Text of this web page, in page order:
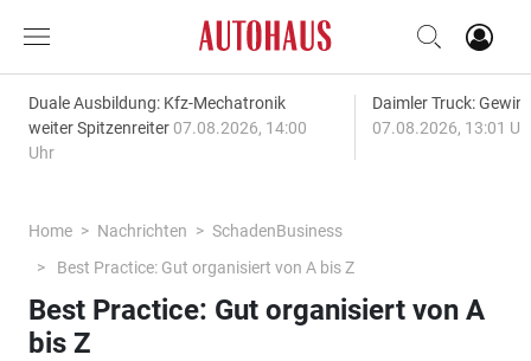
Duale Ausbildung: Kfz-Mechatronik
weiter Spitzenreiter 07.08.2026, 14:00
Uhr
Daimler Truck:
07.08.2026, 13:01
Home Nachrichten
SchadenBusiness
Best Practice: Gut organisiert von A bis Z
Best Practice: Gut organisiert von A
bis Z